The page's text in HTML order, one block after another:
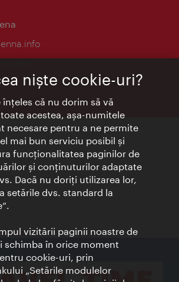
datelor
nişte cookie-uri?
înţeles că nu dorim să vă
acestea, aşa-numitele
necesare pentru a ne permite
mai bun serviciu posibil şi
funcţionalitatea paginilor de
şi conţinuturilor adaptate
Dacă nu doriţi utilizarea lor,
setările dvs. standard la
vizitării paginii noastre de
schimba în orice moment
cookie-uri, prin
„Setările modulelor